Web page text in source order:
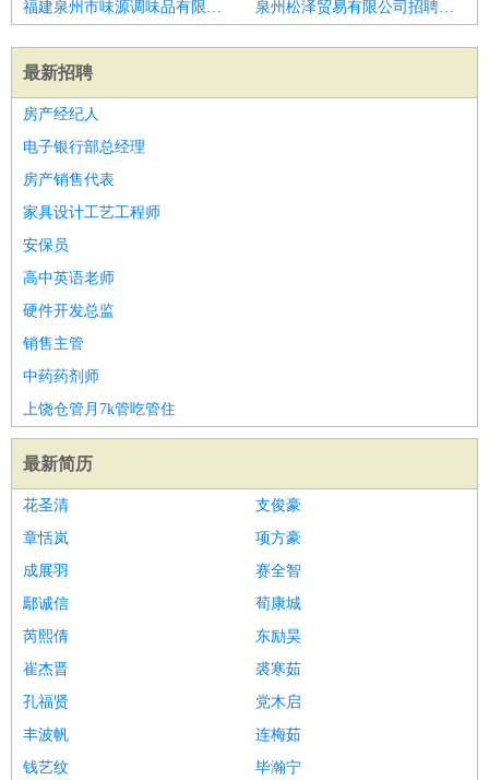
福建泉州市味源调味品有限公司招聘项目经理
泉州松泽贸易有限公司招聘防水项目经理
最新招聘
房产经纪人
电子银行部总经理
房产销售代表
家具设计工艺工程师
安保员
高中英语老师
硬件开发总监
销售主管
中药药剂师
上饶仓管月7k管吃管住
最新简历
花圣清
支俊豪
章恬岚
项方豪
成展羽
赛全智
鄢诚信
荀康城
芮熙倩
东励昊
崔杰晋
裘寒茹
孔福贤
党木启
丰波帆
连梅茹
钱艺纹
毕瀚宁